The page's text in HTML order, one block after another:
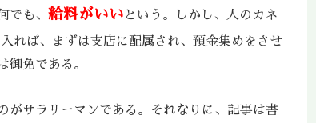
でも、 給料がいい という。しかし、人のカネ
れば、まずは支店に配属され、預金集めをさせ
免である。
がサラリーマンである。それなりに、記事は書